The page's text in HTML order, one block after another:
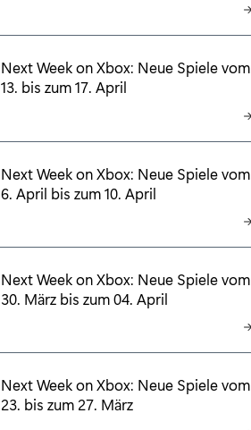
Next Week on Xbox: Neue Spiele vom
13. bis zum 17. April
Next Week on Xbox: Neue Spiele vom
6. April bis zum 10. April
Next Week on Xbox: Neue Spiele vom
30. März bis zum 04. April
Next Week on Xbox: Neue Spiele vom
23. bis zum 27. März